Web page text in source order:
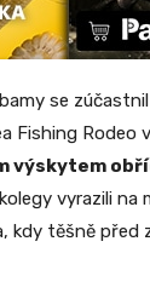
se
Fishing Rodeo
výskytem
vyrazili
kdy těšně před